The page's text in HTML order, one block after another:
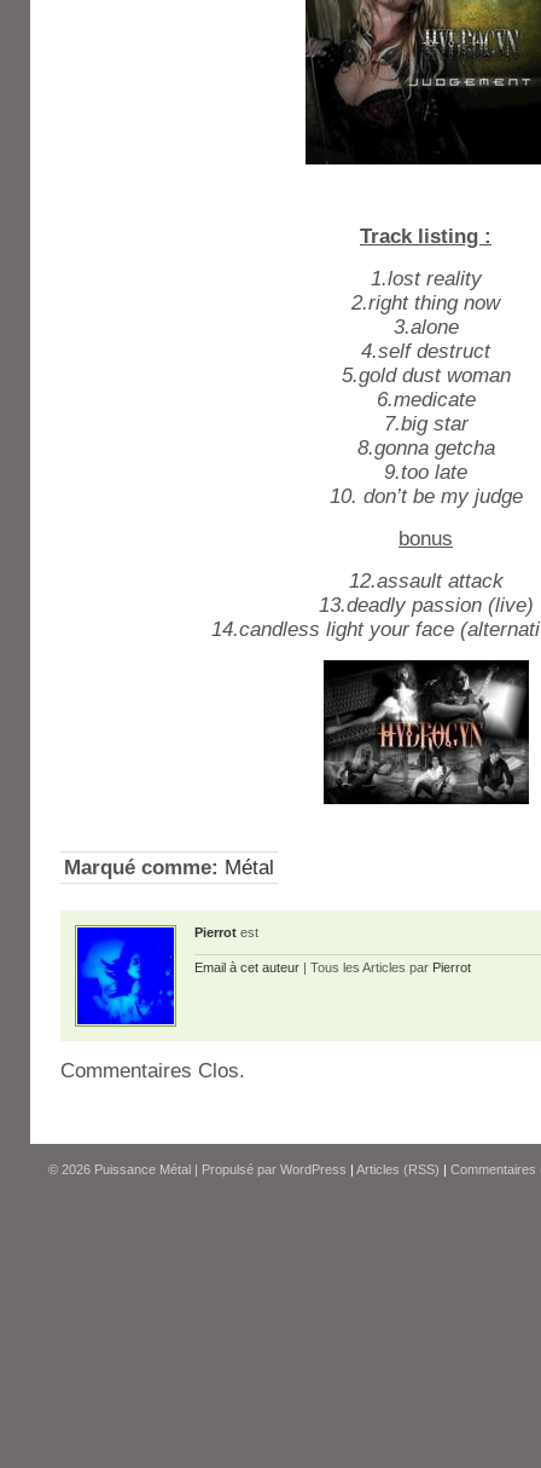
Track listing :
1.lost reality
2.right thing now
3.alone
4.self destruct
5.gold dust woman
6.medicate
7.big star
8.gonna getcha
9.too late
10. don’t be my judge
bonus
12.assault attack
13.deadly passion (live)
14.candless light your face
Marqué comme: Métal
Pierrot est
Email à cet auteur | Tous les Articles par Pierrot
Commentaires Clos.
© 2026 Puissance Métal | Propulsé par WordPress | Articles (RSS) | Commentaires